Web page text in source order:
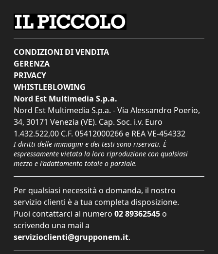
CONDIZIONI DI VENDITA
GERENZA
PRIVACY
WHISTLEBLOWING
Nord Est Multimedia S.p.a.
Nord Est Multimedia S.p.a. - Via Alessandro Poerio,
34, 30171 Venezia (VE). Cap. Soc. i.v. Euro
1.432.522,00 C.F. 05412000266 e REA VE-454332
I diritti delle immagini e dei testi sono riservati. È
espressamente vietata la loro riproduzione con qualsiasi
mezzo e l'adattamento totale o parziale.
Per qualsiasi necessità o domanda, il nostro
servizio clienti è a tua completa disposizione.
Puoi contattarci al numero 02 89362545 o
scrivendo una mail a
servizioclienti@grupponem.it.